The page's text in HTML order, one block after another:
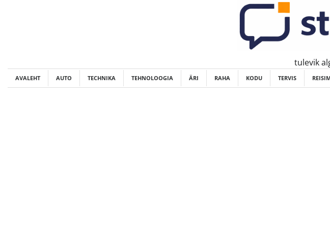
tulevik
AVALEHT AUTO TECHNIKA TEHNOLOOGIA ÄRI RAHA KODU TERVIS